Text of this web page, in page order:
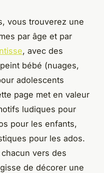
vous trouverez une
par âge et par
, avec des
bébé (nuages,
adolescents
page met en valeur
ludiques pour
pour les enfants,
pour les ados.
vers des
de décorer une